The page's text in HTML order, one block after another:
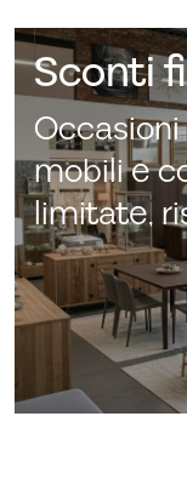
Sconti
mobili e
limitate,